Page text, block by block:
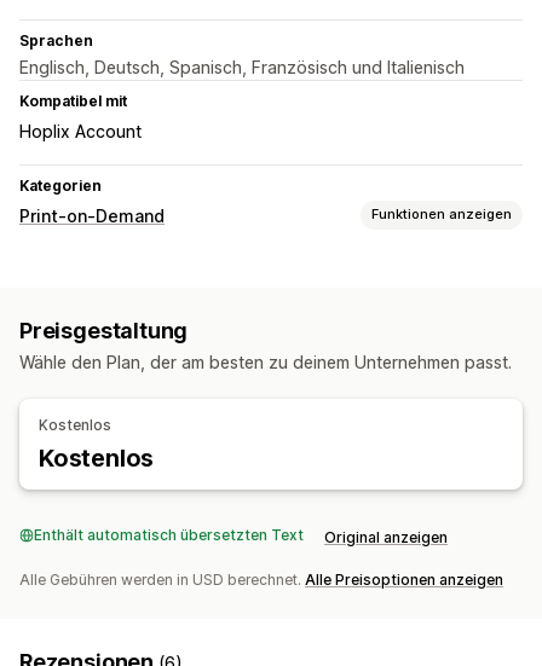
Sprachen
Englisch, Deutsch, Spanisch, Französisch und Italienisch
Kompatibel mit
Hoplix Account
Kategorien
Print-on-Demand Funktionen anzeigen
Personalisierung
Versandoptionen
Umweltfreundlicher Versand
Preisgestaltung
Wähle den Plan, der am besten zu deinem Unternehmen passt.
Kostenlos
Kostenlos
Enthält automatisch übersetzten Text Original anzeigen
Alle Gebühren werden in USD berechnet. Alle Preisoptionen anzeigen